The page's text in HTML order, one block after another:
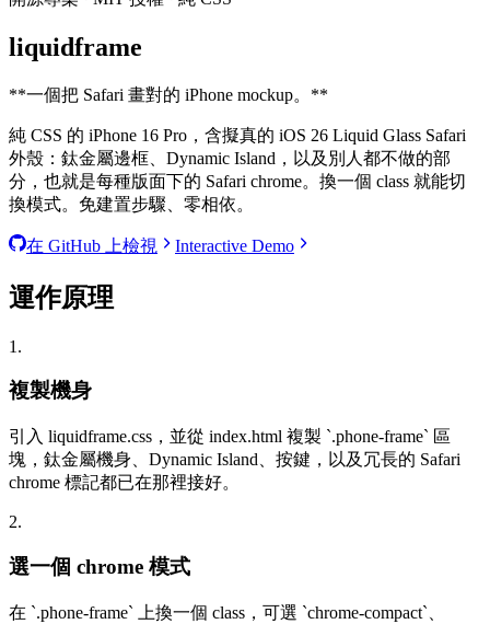
liquidframe
**一個把 Safari 畫對的 iPhone mockup。 **
純 CSS 的 iPhone 16 Pro，含擬真的 iOS 26 Liquid Glass Safari
外殼：鈦金屬邊框、Dynamic Island，以及別人都不做的部
分，也就是每種版面下的 Safari chrome。換一個 class 就能切
換模式。免建置步驟、零相依。
在 GitHub 上檢視 Interactive Demo
運作原理
1.
複製機身
引入 liquidframe.css，並從 index.html 複製 `.phone-frame` 區
塊，鈦金屬機身、Dynamic Island、按鍵，以及冗長的 Safari
chrome 標記都已在那裡接好。
2.
選一個 chrome 模式
在 `.phone-frame` 上換一個 class，可選 `chrome-compact`